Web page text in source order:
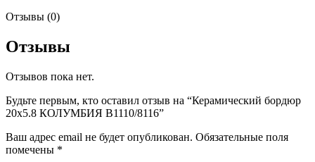
Отзывы (0)
Отзывы
Отзывов пока нет.
Будьте первым, кто оставил отзыв на “Керамический бордюр
20х5.8 КОЛУМБИЯ В1110/8116”
Ваш адрес email не будет опубликован. Обязательные поля
помечены *